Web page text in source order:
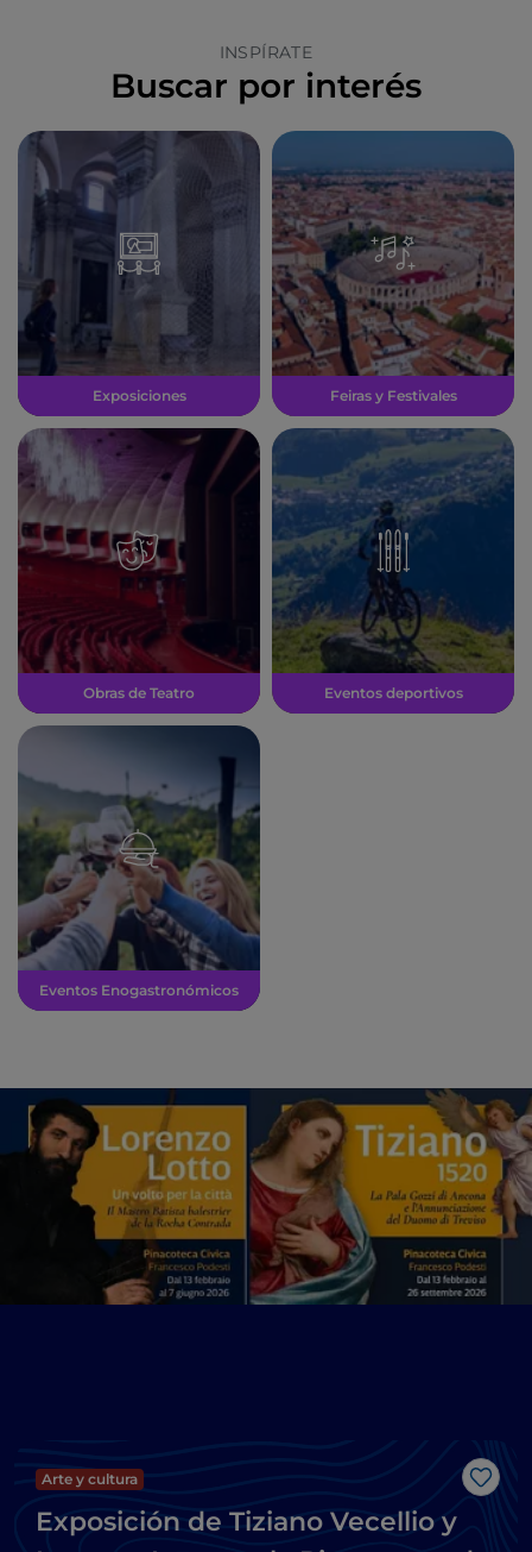
INSPÍRATE
Buscar por interés
Exposiciones Feiras y Festivales
Obras de Teatro Eventos deportivos
Eventos Enogastronómicos
Me
Arte y cultura
Exposición de Tiziano Vecellio y